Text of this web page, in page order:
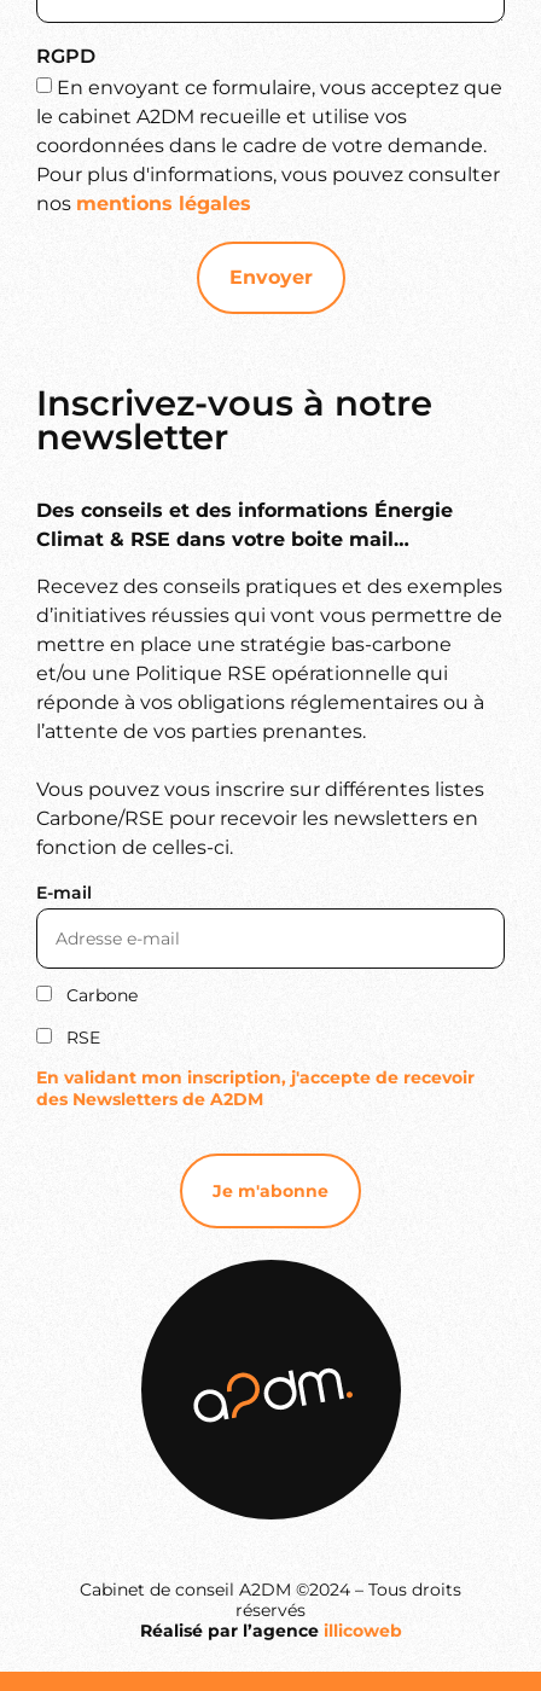
RGPD
En envoyant ce formulaire, vous acceptez que
le cabinet A2DM recueille et utilise vos
coordonnées dans le cadre de votre demande.
Pour plus d'informations, vous pouvez consulter
nos mentions légales
Envoyer
Inscrivez-vous à notre
newsletter
Des conseils et des informations Énergie
Climat & RSE dans votre boite mail…
Recevez des conseils pratiques et des exemples
d’initiatives réussies qui vont vous permettre de
mettre en place une stratégie bas-carbone
et/ou une Politique RSE opérationnelle qui
réponde à vos obligations réglementaires ou à
l’attente de vos parties prenantes.
Vous pouvez vous inscrire sur différentes listes
Carbone/RSE pour recevoir les newsletters en
fonction de celles-ci.
E-mail
Carbone
RSE
En validant mon inscription, j'accepte de recevoir
des Newsletters de A2DM
Cabinet de conseil A2DM ©2024 – Tous droits
réservés
Réalisé par l’agence illicoweb